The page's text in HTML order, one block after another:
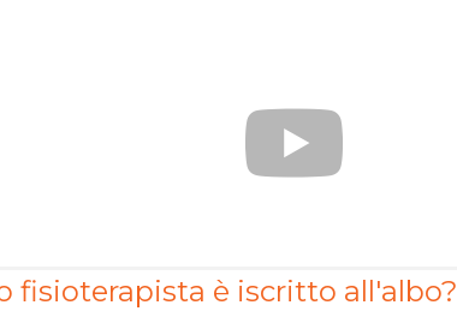
fisioterapista è iscritto all'albo?